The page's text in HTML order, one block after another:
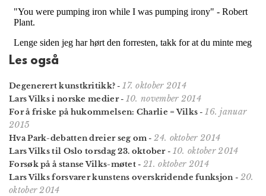
Les også
Degenerert kunstkritikk? -17. oktober 2014
Lars Vilks i norske medier- 10. november 2014
For å friske på hukommelsen: Charlie = Vilks -16. januar
2015
Hva Park-debatten dreier seg om -24. oktober 2014
Lars Vilks til Oslo torsdag 23. oktober- 10. oktober 2014
Forsøk på å stanse Vilks-møtet - 21. oktober 2014
Lars Vilks forsvarer kunstens overskridende funksjon- 20.
oktober 2014